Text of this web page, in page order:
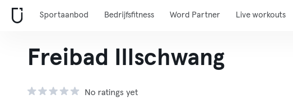
Sportaanbod Bedrijfsfitness Word Partner Live workouts
Freibad Illschwang
No ratings yet